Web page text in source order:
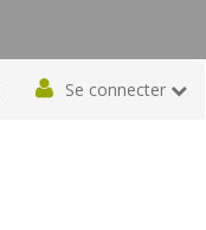
Se connecter